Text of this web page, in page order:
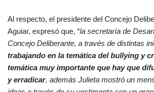
Al respecto, el presidente del Concejo
Aguiar, expresó que, “la secretaría de
Concejo Deliberante, a través de distintas
trabajando en la temática del bullying y
temática muy importante que hay que
y erradicar, además Julieta mostró un